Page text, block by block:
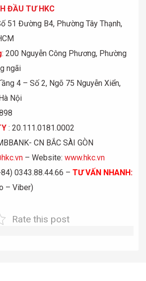
ĐẦU TƯ HKC
51 Đường B4, Phường Tây Thạnh,
: 200 Nguyễn Công Phương, Phường
ngãi
4 – Số 2, Ngõ 75 Nguyễn Xiển,
Nội
: 20.111.0181.0002
CN BẮC SÀI GÒN
– Website: www.hkc.vn
0343.88.44.66 – TƯ VẤN NHANH:
– Viber)
Rate this post